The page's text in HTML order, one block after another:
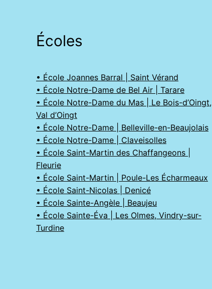
Écoles
• École Joannes Barral | Saint Vérand
• École Notre-Dame de Bel Air | Tarare
• École Notre-Dame du Mas | Le Bois-d’Oingt,
Val d’Oingt
• École Notre-Dame | Belleville-en-Beaujolais
• École Notre-Dame | Claveisolles
• École Saint-Martin des Chaffangeons |
Fleurie
• École Saint-Martin | Poule-Les Écharmeaux
• École Saint-Nicolas | Denicé
• École Sainte-Angèle | Beaujeu
• École Sainte-Éva | Les Olmes, Vindry-sur-
Turdine